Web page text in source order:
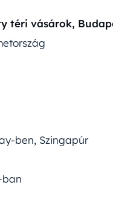
téri vásárok,
ben, Szingapúr
ban